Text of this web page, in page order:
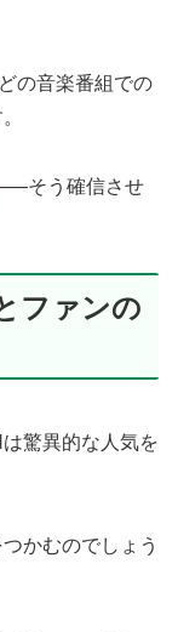
の音楽番組での
そう確信させ
ファンの
驚異的な人気を
かむのでしょう